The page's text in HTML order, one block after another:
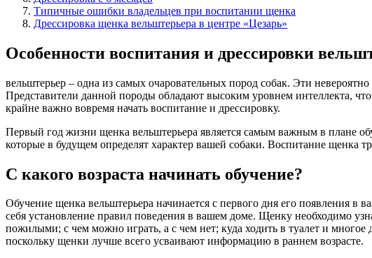
Типичные ошибки владельцев при воспитании щенка
Дрессировка щенка вельштерьера в центре «Цезарь»
Особенности воспитания и дрессировки
вельштерьер – одна из самых очаровательных пород собак. Эти
Представители данной породы обладают высоким уровнем интеллекта,
крайне важно вовремя начать воспитание и дрессировку.
Первый год жизни щенка вельштерьера является самым важным в плане
которые в будущем определят характер вашей собаки. Воспитание щенка
С какого возраста начинать обучение?
Обучение щенка вельштерьера начинается с первого дня его появления в
себя установление правил поведения в вашем доме. Щенку необходимо
пожилыми; с чем можно играть, а с чем нет; куда ходить в туалет и
поскольку щенки лучше всего усваивают информацию в раннем возрасте.